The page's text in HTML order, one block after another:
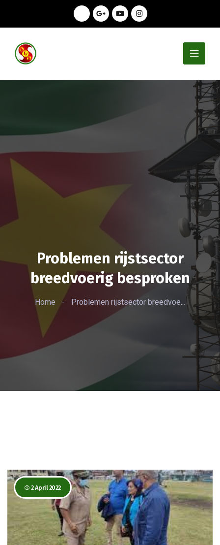
Problemen rijstsector
breedvoerig besproken
Home - Problemen rijstsector breedvoe...
2 April 2022